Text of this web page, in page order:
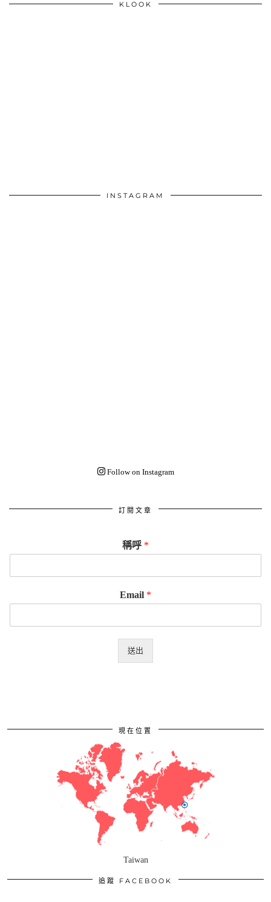
KLOOK
INSTAGRAM
Follow on Instagram
訂閱文章
稱呼 *
Email *
送出
現在位置
Taiwan
追蹤 FACEBOOK